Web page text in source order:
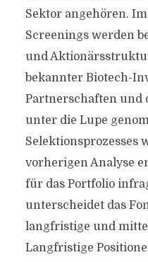
Sektor angehören.
Screenings werden
und
bekannter Biotech-
Partnerschaften und
unter die Lupe
Selektionsprozesses
vorherigen Analyse
für das Portfolio
unterscheidet das
langfristige und
Langfristige